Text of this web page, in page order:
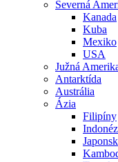
Severná
Kanada
Kuba
Mexiko
USA
Južná
Antarktída
Austrália
Ázia
Filipíny